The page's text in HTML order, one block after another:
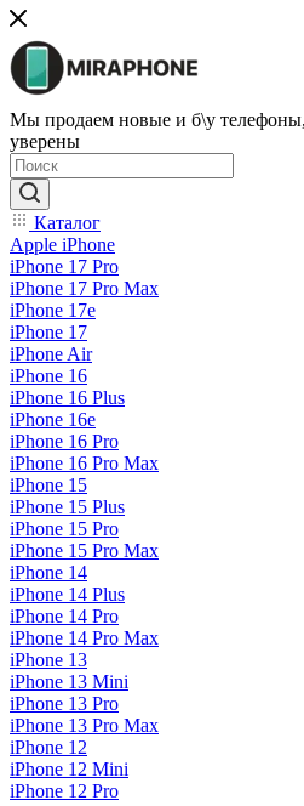
Мы продаем новые и б\у
уверены
Каталог
Apple iPhone
iPhone 17 Pro
iPhone 17 Pro Max
iPhone 17e
iPhone 17
iPhone Air
iPhone 16
iPhone 16 Plus
iPhone 16e
iPhone 16 Pro
iPhone 16 Pro Max
iPhone 15
iPhone 15 Plus
iPhone 15 Pro
iPhone 15 Pro Max
iPhone 14
iPhone 14 Plus
iPhone 14 Pro
iPhone 14 Pro Max
iPhone 13
iPhone 13 Mini
iPhone 13 Pro
iPhone 13 Pro Max
iPhone 12
iPhone 12 Mini
iPhone 12 Pro